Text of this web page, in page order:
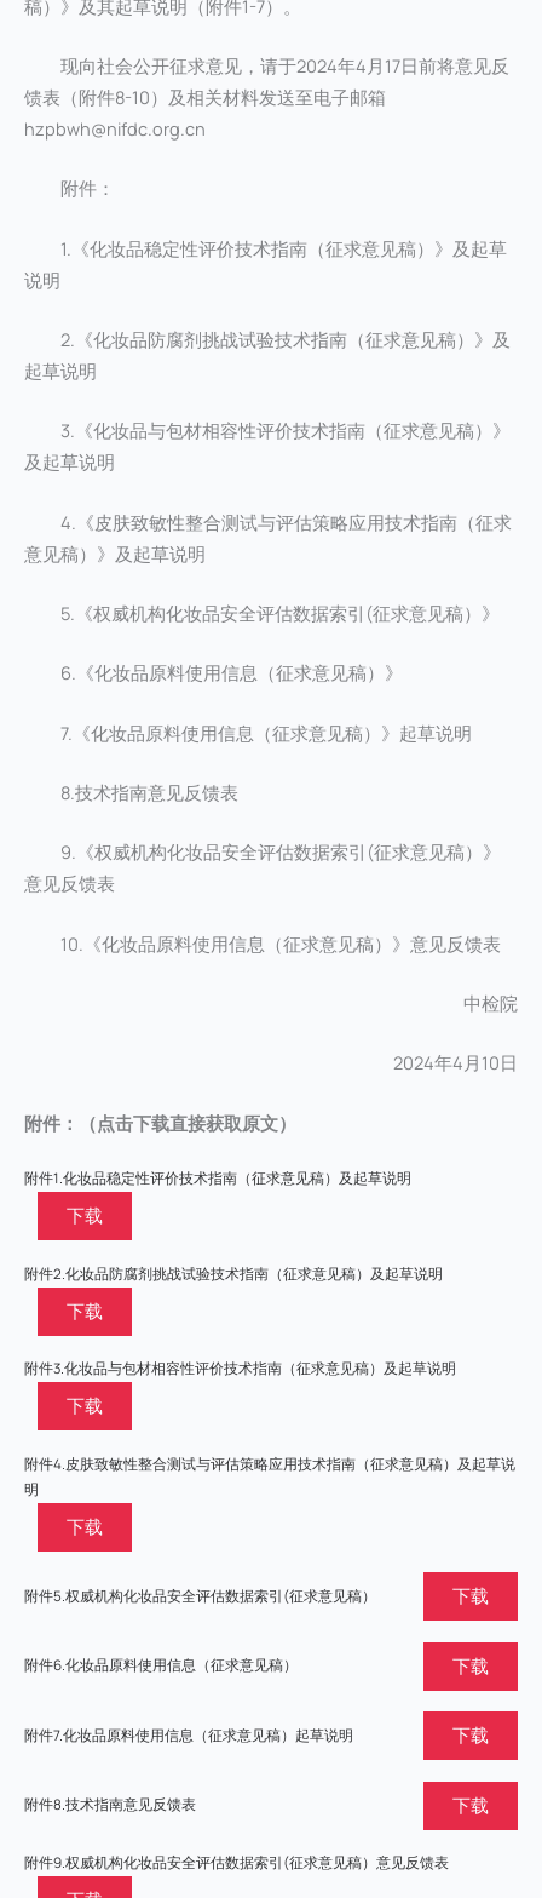
稿）》及其起草说明（附件1-7）。
现向社会公开征求意见，请于2024年4月17日前将意见反
馈表（附件8-10）及相关材料发送至电子邮箱
hzpbwh@nifdc.org.cn
附件：
1.《化妆品稳定性评价技术指南（征求意见稿）》及起草
说明
2.《化妆品防腐剂挑战试验技术指南（征求意见稿）》及
起草说明
3.《化妆品与包材相容性评价技术指南（征求意见稿）》
及起草说明
4.《皮肤致敏性整合测试与评估策略应用技术指南（征求
意见稿）》及起草说明
5.《权威机构化妆品安全评估数据索引(征求意见稿）》
6.《化妆品原料使用信息（征求意见稿）》
7.《化妆品原料使用信息（征求意见稿）》起草说明
8.技术指南意见反馈表
9.《权威机构化妆品安全评估数据索引(征求意见稿）》
意见反馈表
10.《化妆品原料使用信息（征求意见稿）》意见反馈表
中检院
2024年4月10日
附件：（点击下载直接获取原文）
附件1.化妆品稳定性评价技术指南（征求意见稿）及起草说明
下载
附件2.化妆品防腐剂挑战试验技术指南（征求意见稿）及起草说明
下载
附件3.化妆品与包材相容性评价技术指南（征求意见稿）及起草说明
下载
附件4.皮肤致敏性整合测试与评估策略应用技术指南（征求意见稿）及起草说
明
下载
附件5.权威机构化妆品安全评估数据索引(征求意见稿） 下载
附件6.化妆品原料使用信息（征求意见稿） 下载
附件7.化妆品原料使用信息（征求意见稿）起草说明 下载
附件8.技术指南意见反馈表 下载
附件9.权威机构化妆品安全评估数据索引(征求意见稿）意见反馈表